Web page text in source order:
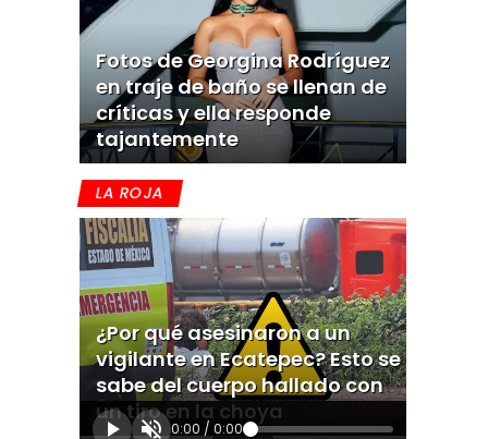
Fotos de Georgina Rodríguez
en traje de baño se llenan de
críticas y ella responde
tajantemente
LA ROJA
¿Por qué asesinaron a un
vigilante en Ecatepec? Esto se
sabe del cuerpo hallado con
un tiro en la choya
0:00 / 0:00